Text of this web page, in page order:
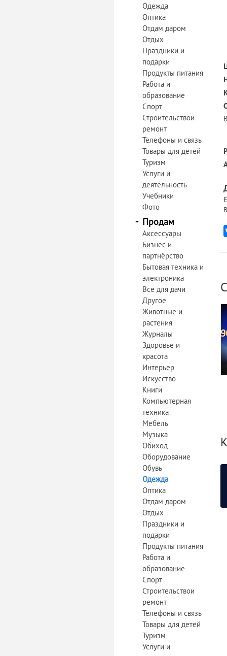
Одежда
Оптика
Отдам даром
Отдых
Праздники и
подарки
Продукты питания
Работа и
образование
Спорт
Строительствои
ремонт
Телефоны и связь
Товары для детей
Туризм
Услуги и
деятельность
Учебники
Фото
Продам
Аксессуары
Бизнес и
партнёрство
Бытовая техника и
электроника
Все для дачи
Другое
Животные и
растения
Журналы
Здоровье и
красота
Интерьер
Искусство
Книги
Компьютерная
техника
Мебель
Музыка
Обиход
Оборудование
Обувь
Одежда
Оптика
Отдам даром
Отдых
Праздники и
подарки
Продукты питания
Работа и
образование
Спорт
Строительствои
ремонт
Телефоны и связь
Товары для детей
Туризм
Услуги и